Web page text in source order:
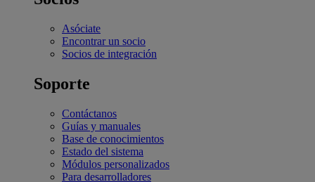
Asóciate
Encontrar un socio
Socios de integración
Soporte
Contáctanos
Guías y manuales
Base de conocimientos
Estado del sistema
Módulos personalizados
Para desarrolladores